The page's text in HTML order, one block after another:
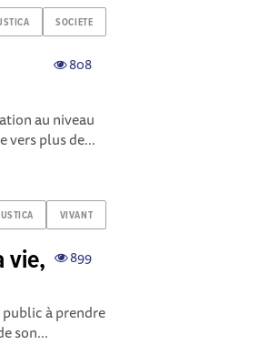
SOCIETE
808
au niveau
vers plus de...
VIVANT
899
vie,
à prendre
son...